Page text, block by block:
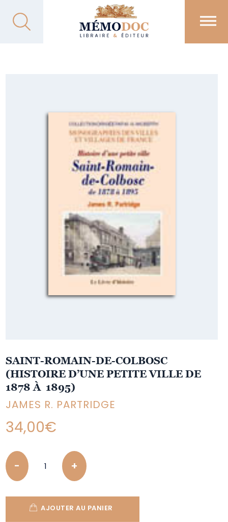
SAINT-ROMAIN-DE-COLBOSC
(HISTOIRE D’UNE PETITE VILLE DE
1878 À 1895)
JAMES R. PARTRIDGE
34,00€
Quantity
AJOUTER AU PANIER